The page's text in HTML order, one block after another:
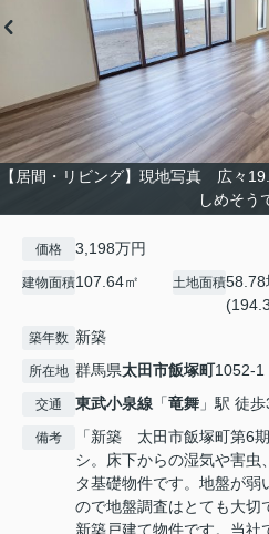
【居間・リビング】現地写真 広々
しめそう
価格 3,198万円
建物面積107.64㎡ 土地面積58.78
築年数 新築
所在地 群馬県太田市飯塚町1052-1
交通 東武小泉線 「竜舞 」駅 徒
備考
「新築 太田市飯塚町第6
シ。床下からの湿気や害虫
タ基礎物件です。地盤が弱
ので地盤調査はとても大切
新築戸建て物件です。当社